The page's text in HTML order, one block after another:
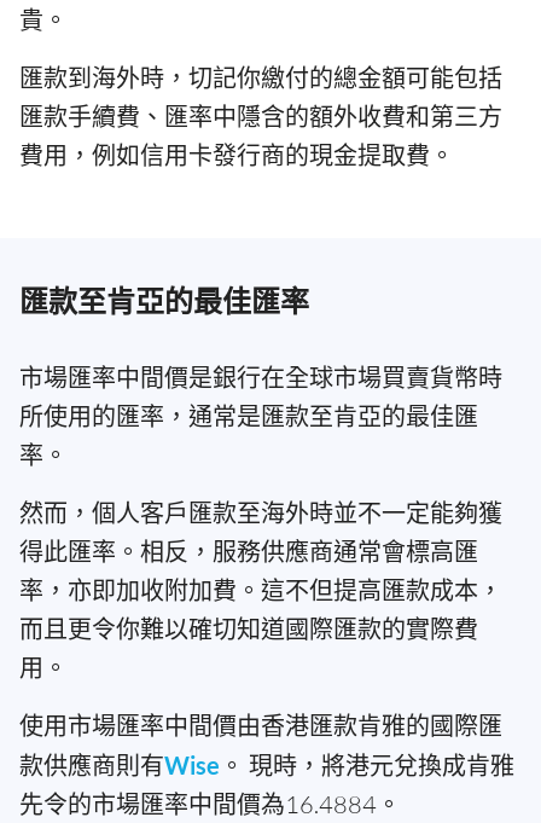
貴。
匯款到海外時，切記你繳付的總金額可能包括
匯款手續費、匯率中隱含的額外收費和第三方
費用，例如信用卡發行商的現金提取費。
匯款至肯亞的最佳匯率
市場匯率中間價是銀行在全球市場買賣貨幣時
所使用的匯率，通常是匯款至肯亞的最佳匯
率。
然而，個人客戶匯款至海外時並不一定能夠獲
得此匯率。相反，服務供應商通常會標高匯
率，亦即加收附加費。這不但提高匯款成本，
而且更令你難以確切知道國際匯款的實際費
用。
使用市場匯率中間價由香港匯款肯雅的國際匯
款供應商則有Wise 。 現時，將港元兌換成肯雅
先令的市場匯率中間價為16.4884。